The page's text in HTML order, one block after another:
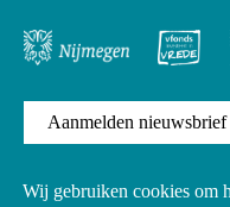
Wij gebruiken cookies om
Aanmelden nieuwsbrief